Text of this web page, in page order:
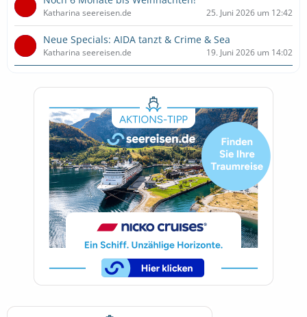
Katharina seereisen.de 25. Juni 2026 um 12:42
Neue Specials: AIDA tanzt & Crime & Sea
Katharina seereisen.de 19. Juni 2026 um 14:02